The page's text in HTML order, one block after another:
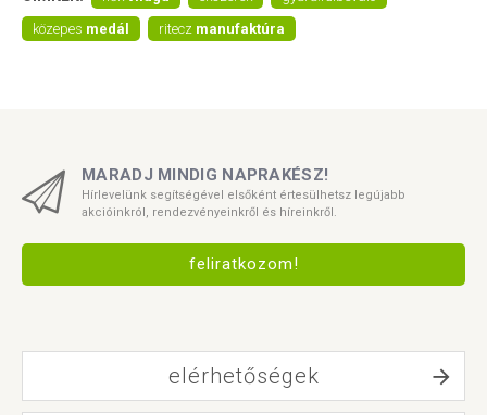
közepes medál ritecz manufaktúra
MARADJ MINDIG NAPRAKÉSZ!
Hírlevelünk segítségével elsőként értesülhetsz legújabb
akcióinkról, rendezvényeinkről és híreinkről.
feliratkozom!
elérhetőségek